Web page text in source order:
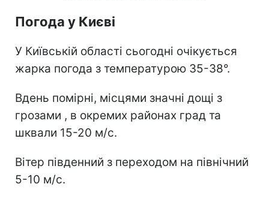
Погода у Києві
У Київській області сьогодні очікується
жарка погода з температурою 35-38°.
Вдень помірні, місцями значні дощі з
грозами , в окремих районах град та
шквали 15-20 м/с.
Вітер південний з переходом на північний
5-10 м/с.